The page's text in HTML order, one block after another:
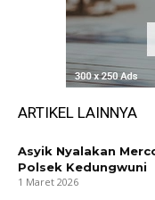
ARTIKEL LAINNYA
Asyik Nyalakan
Polsek Kedungwuni
1 Maret 2026